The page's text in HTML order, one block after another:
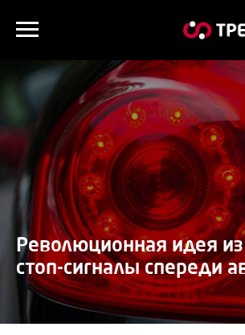
Революционная идея
стоп-сигналы спереди